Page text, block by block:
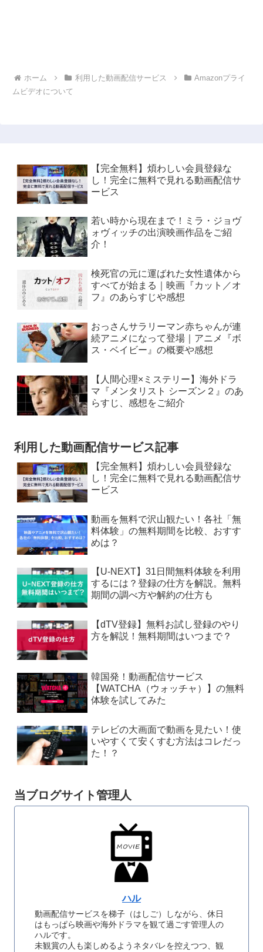
ホーム 利用した動画配信サービス
Amazonプライ
ムビデオについて
【完全無料】煩わしい会員登録な
し！完全に無料で見れる動画配信サ
ービス
若い時から現在まで！ミラ・ジョヴ
ォヴィッチの出演映画作品をご紹
介！
検死官の元に運ばれた女性遺体から
すべてが始まる｜映画『カット／オ
フ』のあらすじや感想
おっさんサラリーマン赤ちゃんが連
続アニメになって登場｜アニメ『ボ
ス・ベイビー』の概要や感想
【人間心理×ミステリー】海外ドラ
マ『メンタリスト シーズン２』のあ
らすじ、感想をご紹介
利用した動画配信サービス記事
【完全無料】煩わしい会員登録な
し！完全に無料で見れる動画配信サ
ービス
動画を無料で沢山観たい！各社「無
料体験」の無料期間を比較、おすす
めは？
【U-NEXT】31日間無料体験を利用
するには？登録の仕方を解説。無料
期間の調べ方や解約の仕方も
【dTV登録】無料お試し登録のやり
方を解説！無料期間はいつまで？
韓国発！動画配信サービス
【WATCHA（ウォッチャ）】の無料
体験を試してみた
テレビの大画面で動画を見たい！使
いやすくて安くすむ方法はコレだっ
た！？
当ブログサイト管理人
ハル
動画配信サービスを梯子（はしご）しながら、休日
はもっぱら映画や海外ドラマを観て過ごす管理人の
ハルです。
未観賞の人も楽しめるようネタバレを控えつつ、観